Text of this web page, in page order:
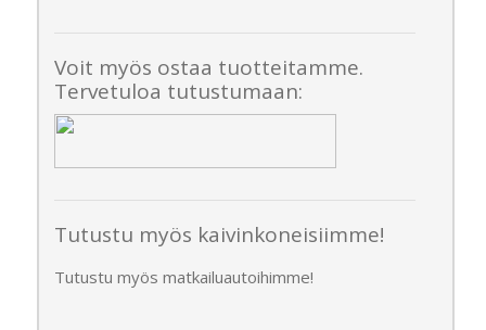
Voit myös ostaa tuotteitamme.
Tervetuloa tutustumaan:
Tutustu myös kaivinkoneisiimme!
Tutustu myös matkailuautoihimme!